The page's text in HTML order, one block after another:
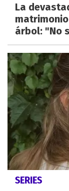
La
árbol: "No
SERIES